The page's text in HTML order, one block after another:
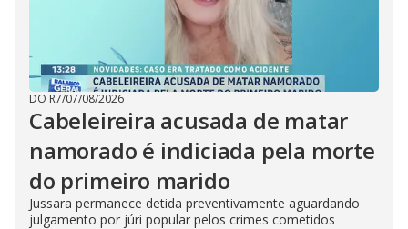
DO R7/07/08/2026
Cabeleireira acusada de matar
namorado é indiciada pela morte
do primeiro marido
Jussara permanece detida preventivamente aguardando
julgamento por júri popular pelos crimes cometidos